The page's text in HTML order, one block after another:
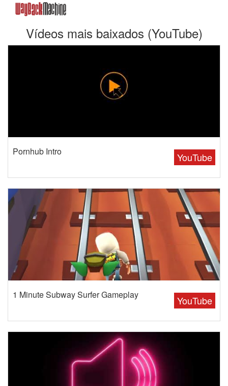
Vídeos mais baixados (YouTube)
YouTube
Pornhub Intro
YouTube
1 Minute Subway Surfer Gameplay